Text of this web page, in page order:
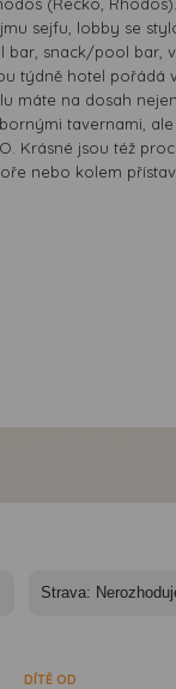
sejfu, lobby se
bar, snack/pool bar,
týdně hotel pořádá
máte na dosah
tavernami,
Krásné jsou též
nebo kolem
DÍTĚ OD